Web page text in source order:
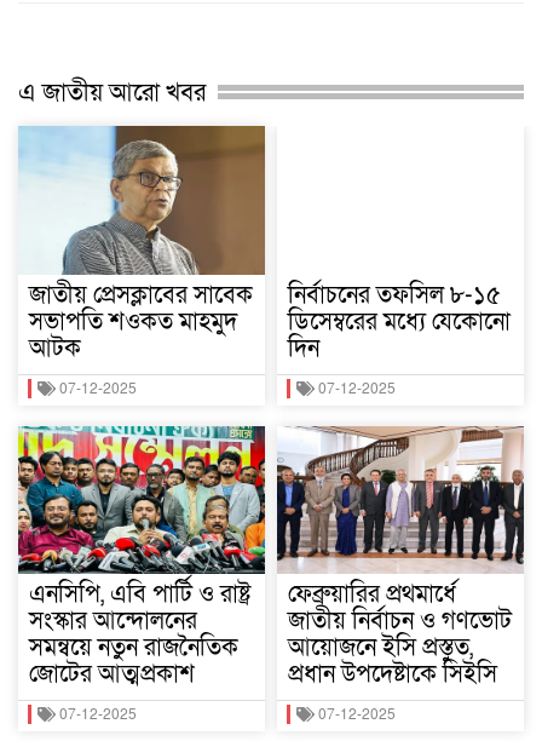
এ জাতীয় আরো খবর
জাতীয় প্রেসক্লাবের সাবেক
সভাপতি শওকত মাহমুদ
আটক
07-12-2025
এনসিপি, এবি পার্টি ও রাষ্ট্র
সংস্কার আন্দোলনের
সমন্বয়ে নতুন রাজনৈতিক
জোটের আত্মপ্রকাশ
07-12-2025
নির্বাচনের তফসিল ৮-১৫
ডিসেম্বরের মধ্যে যেকোনো
দিন
07-12-2025
ফেব্রুয়ারির প্রথমার্ধে
জাতীয় নির্বাচন ও গণভোট
আয়োজনে ইসি প্রস্তুত,
প্রধান উপদেষ্টাকে সিইসি
07-12-2025